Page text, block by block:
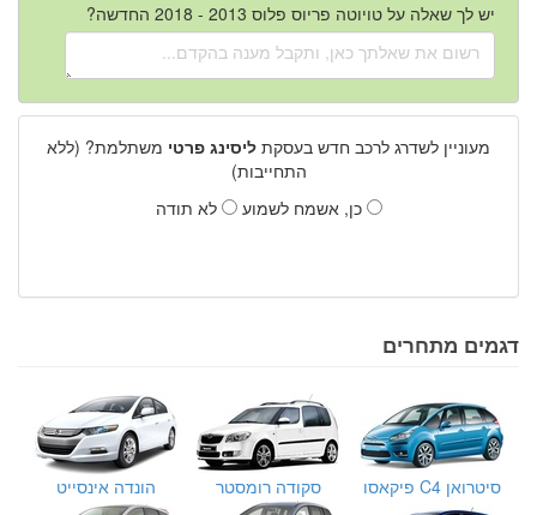
יש לך שאלה על טויוטה פריוס פלוס 2013 - 2018 החדשה?
מעוניין לשדרג לרכב חדש בעסקת ליסינג פרטי משתלמת? (ללא
התחייבות)
כן, אשמח לשמוע
לא תודה
דגמים מתחרים
סיטרואן C4 פיקאסו סקודה רומסטר הונדה אינסייט